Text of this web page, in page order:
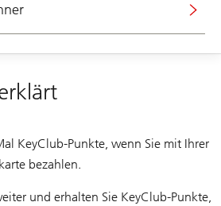
KeyClub-Punkte, wenn Sie mit Ihrer
bezahlen.
und erhalten Sie KeyClub-Punkte,